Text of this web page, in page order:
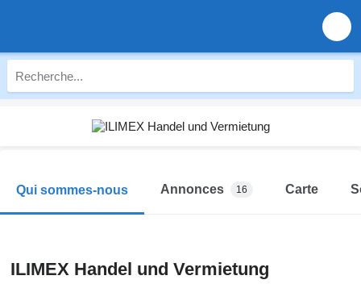
Qui sommes-nous Annonces 16 Carte
ILIMEX Handel und Vermietung